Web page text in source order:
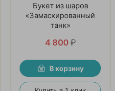
Букет из шаров
«Замаскированный
танк»
4 800 ₽
В корзину